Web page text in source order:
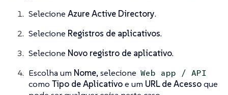
Selecione Azure Active Directory.
Selecione Registros de aplicativos.
Selecione Novo registro de aplicativo.
Escolha um Nome, selecione Web app / API
como Tipo de Aplicativoe um URL de Acessoque